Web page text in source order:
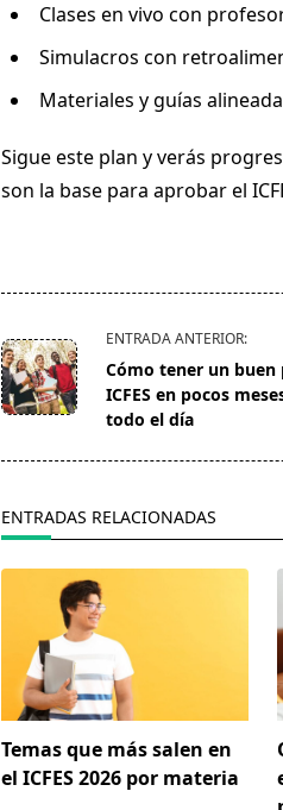
Clases en vivo con
Simulacros con
Materiales y guías
Sigue este plan y verás
son la base para aprobar el
<span
class="nav-
subtitle
screen-
ENTRADA ANTERIOR:
Cómo tener un buen
ICFES en pocos
todo el día
ENTRADAS RELACIONADAS
Temas que más salen en
el ICFES 2026 por materia